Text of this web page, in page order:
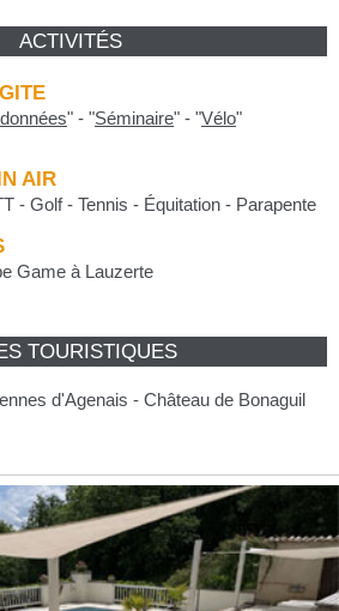
ACTIVITÉS
" - "Séminaire" - "Vélo"
AIR
- Golf - Tennis - Équitation - Parapente
Game à Lauzerte
TOURISTIQUES
d'Agenais - Château de Bonaguil